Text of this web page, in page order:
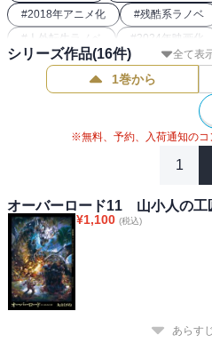
#2018年アニメ化 #残酷系ラノベ
# 人外転生ラノベ #2024年映画化
#最強主人公ラノベ
全て表
シリーズ作品(16件)
1巻から
※無料、予約、入荷通知のコ
1
オーバーロード11 山小人の工
¥1,100 (税込)
あらす